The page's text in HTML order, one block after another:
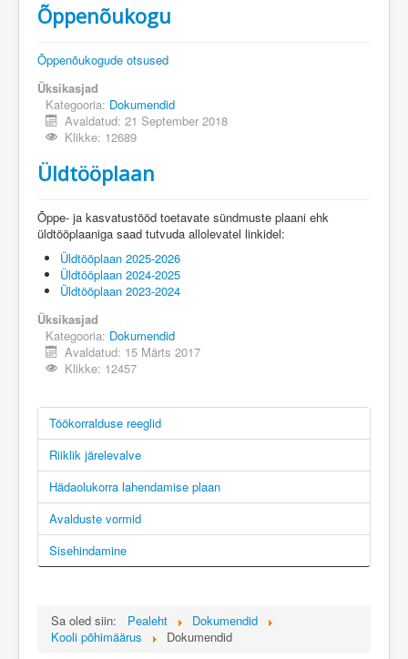
Õppenõukogu
Õppenõukogude otsused
Üksikasjad
Kategooria: Dokumendid
Avaldatud: 21 September 2018
Klikke: 12689
Üldtööplaan
Õppe- ja kasvatustööd toetavate sündmuste plaani ehk
üldtööplaaniga saad tutvuda allolevatel linkidel:
Üldtööplaan 2025-2026
Üldtööplaan 2024-2025
Üldtööplaan 2023-2024
Üksikasjad
Kategooria: Dokumendid
Avaldatud: 15 Märts 2017
Klikke: 12457
Töökorralduse reeglid
Riiklik järelevalve
Hädaolukorra lahendamise plaan
Avalduste vormid
Sisehindamine
Sa oled siin: Pealeht
Dokumendid
Kooli põhimäärus
Dokumendid